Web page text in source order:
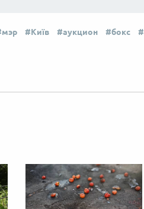
мэр Київ аукцион бокс